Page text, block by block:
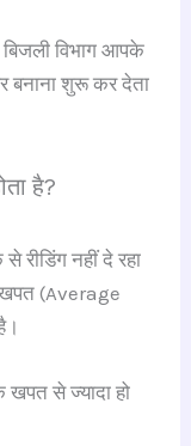
बिजली विभाग आपके
बनाना शुरू कर देता
है?
रीडिंग नहीं दे रहा
(Average
से ज्यादा हो